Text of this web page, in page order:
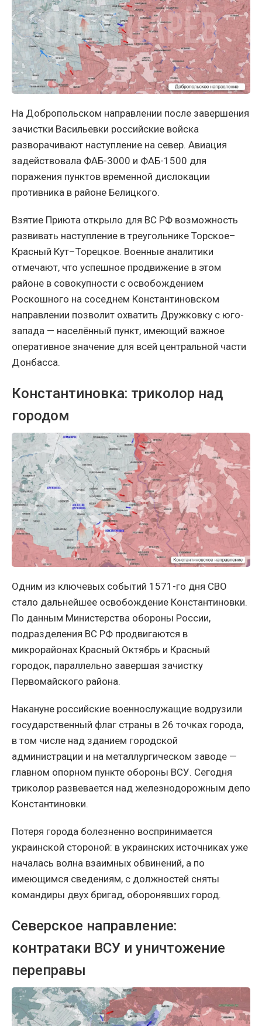
На Добропольском направлении после завершения
зачистки Васильевки российские войска
разворачивают наступление на север. Авиация
задействовала ФАБ-3000 и ФАБ-1500 для
поражения пунктов временной дислокации
противника в районе Белицкого.
Взятие Приюта открыло для ВС РФ возможность
развивать наступление в треугольнике Торское–
Красный Кут–Торецкое. Военные аналитики
отмечают, что успешное продвижение в этом
районе в совокупности с освобождением
Роскошного на соседнем Константиновском
направлении позволит охватить Дружковку с юго-
запада — населённый пункт, имеющий важное
оперативное значение для всей центральной части
Донбасса.
Константиновка: триколор над
городом
Одним из ключевых событий 1571-го дня СВО
стало дальнейшее освобождение Константиновки.
По данным Министерства обороны России,
подразделения ВС РФ продвигаются в
микрорайонах Красный Октябрь и Красный
городок, параллельно завершая зачистку
Первомайского района.
Накануне российские военнослужащие водрузили
государственный флаг страны в 26 точках города,
в том числе над зданием городской
администрации и на металлургическом заводе —
главном опорном пункте обороны ВСУ. Сегодня
триколор развевается над железнодорожным депо
Константиновки.
Потеря города болезненно воспринимается
украинской стороной: в украинских источниках уже
началась волна взаимных обвинений, а по
имеющимся сведениям, с должностей сняты
командиры двух бригад, оборонявших город.
Северское направление:
контратаки ВСУ и уничтожение
переправы